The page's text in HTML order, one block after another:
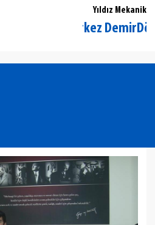
Yıldız Mekanik
Kırklareli Merkez